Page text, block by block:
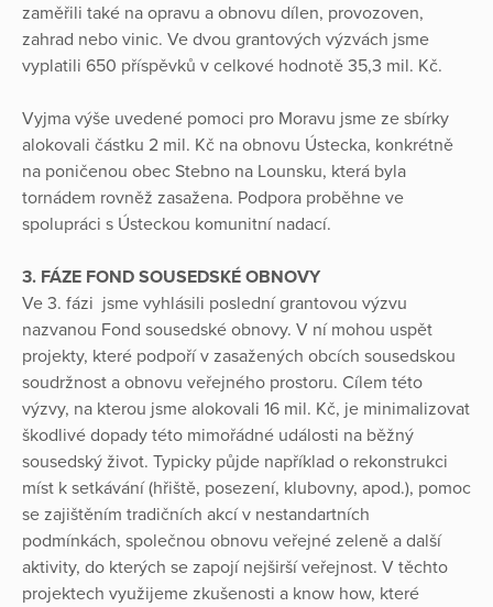
zaměřili také na opravu a obnovu dílen, provozoven,
zahrad nebo vinic. Ve dvou grantových výzvách jsme
vyplatili 650 příspěvků v celkové hodnotě 35,3 mil. Kč.
Vyjma výše uvedené pomoci pro Moravu jsme ze sbírky
alokovali částku 2 mil. Kč na obnovu Ústecka, konkrétně
na poničenou obec Stebno na Lounsku, která byla
tornádem rovněž zasažena. Podpora proběhne ve
spolupráci s Ústeckou komunitní nadací.
3. FÁZE FOND SOUSEDSKÉ OBNOVY
Ve 3. fázi jsme vyhlásili poslední grantovou výzvu
nazvanou Fond sousedské obnovy. V ní mohou uspět
projekty, které podpoří v zasažených obcích sousedskou
soudržnost a obnovu veřejného prostoru. Cílem této
výzvy, na kterou jsme alokovali 16 mil. Kč, je minimalizovat
škodlivé dopady této mimořádné události na běžný
sousedský život. Typicky půjde například o rekonstrukci
míst k setkávání (hřiště, posezení, klubovny, apod.), pomoc
se zajištěním tradičních akcí v nestandartních
podmínkách, společnou obnovu veřejné zeleně a další
aktivity, do kterých se zapojí nejširší veřejnost. V těchto
projektech využijeme zkušenosti a know how, které